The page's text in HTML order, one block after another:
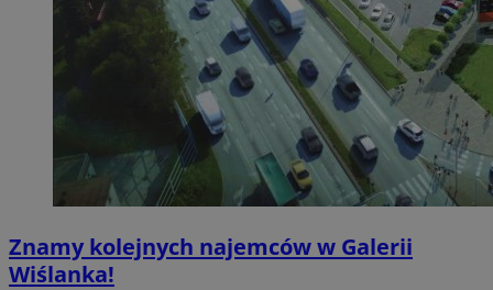
Znamy kolejnych najemców w Galerii
Wiślanka!